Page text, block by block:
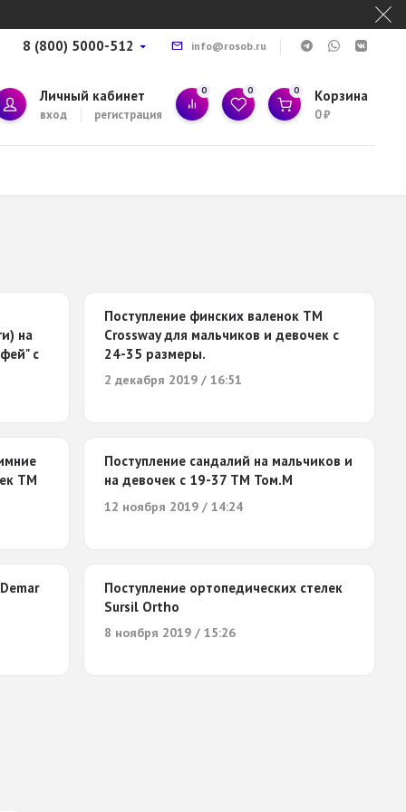
8 (800) 5000-512 info@rosob.ru
Личный кабинет
вход регистрация
0 0 0 Корзина
0₽
на
с
Поступление финских валенок ТМ
Crossway для мальчиков и девочек с
24-35 размеры.
2 декабря 2019 / 16:51
ТМ
Поступление сандалий на мальчиков и
на девочек с 19-37 ТМ Том.М
12 ноября 2019 / 14:24
Поступление ортопедических стелек
Sursil Ortho
8 ноября 2019 / 15:26